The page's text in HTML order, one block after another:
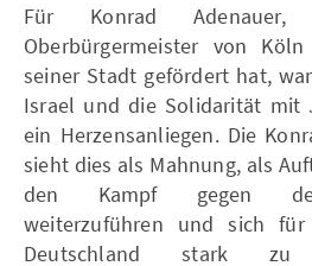
Für Konrad
Oberbürgermeister von
seiner Stadt gefördert hat,
Israel und die Solidarität mit
ein Herzensanliegen. Die
sieht dies als Mahnung, als
den Kampf gegen
weiterzuführen und sich
Deutschland stark zu